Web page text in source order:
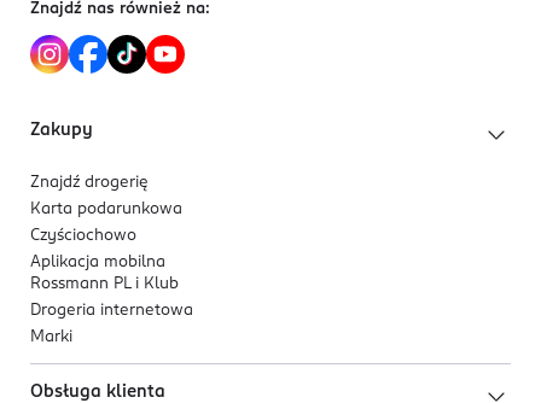
Znajdź nas również na:
Zakupy
Znajdź drogerię
Karta podarunkowa
Czyściochowo
Aplikacja mobilna
Rossmann PL i Klub
Drogeria internetowa
Marki
Obsługa klienta